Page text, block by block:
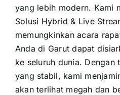
yang lebih modern. Kami
Solusi Hybrid & Live
memungkinkan acara
Anda di Garut dapat
ke seluruh dunia.
yang stabil, kami
akan terlihat megah dan